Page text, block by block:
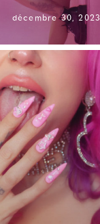
décembre 30, 2023